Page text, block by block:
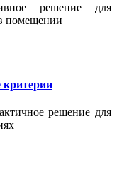
решение для
помещении
критерии
решение для